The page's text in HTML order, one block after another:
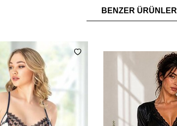
BENZER ÜRÜNLER